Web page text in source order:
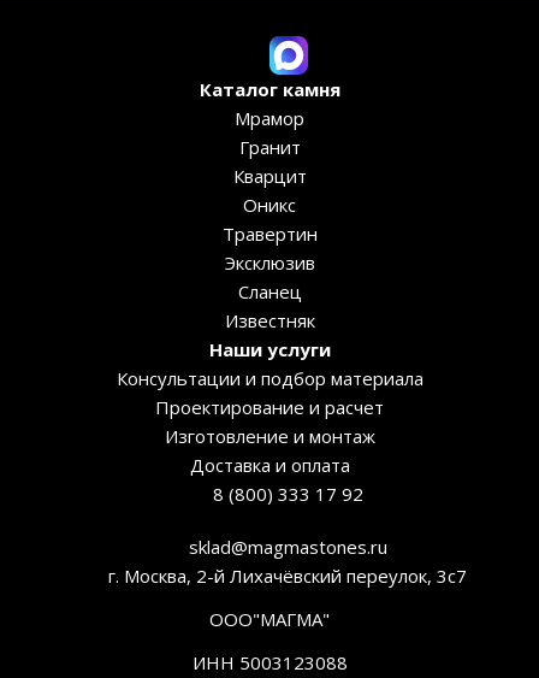
Каталог камня
Мрамор
Гранит
Кварцит
Оникс
Травертин
Эксклюзив
Сланец
Известняк
Наши услуги
Консультации и подбор материала
Проектирование и расчет
Изготовление и монтаж
Доставка и оплата
8 (800) 333 17 92
sklad@magmastones.ru
ООО"МАГМА"
ИНН 5003123088
г. Москва, 2-й Лихачёвский переулок, 3с7